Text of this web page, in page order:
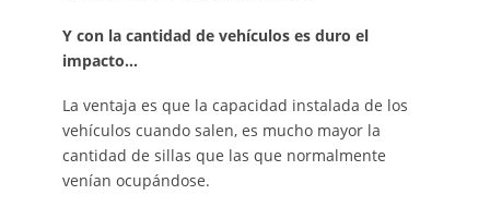
Y con la cantidad de vehículos es duro el
impacto…
La ventaja es que la capacidad instalada de los
vehículos cuando salen, es mucho mayor la
cantidad de sillas que las que normalmente
venían ocupándose.